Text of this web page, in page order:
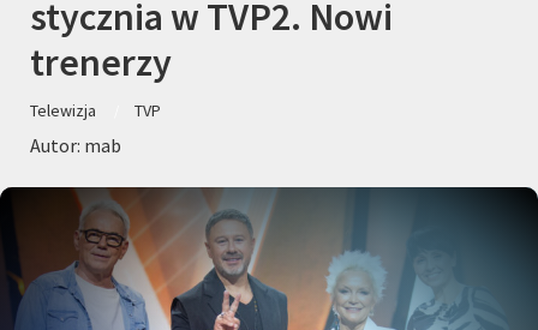
stycznia w TVP2. Nowi
trenerzy
Telewizja TVP
Autor: mab